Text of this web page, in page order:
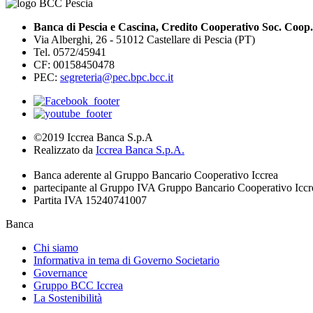
Banca di Pescia e Cascina, Credito Cooperativo Soc. Coop.
Via Alberghi, 26 - 51012 Castellare di Pescia (PT)
Tel. 0572/45941
CF: 00158450478
PEC: segreteria@pec.bpc.bcc.it
©2019 Iccrea Banca S.p.A
Realizzato da Iccrea Banca S.p.A.
Banca aderente al Gruppo Bancario Cooperativo Iccrea
partecipante al Gruppo IVA Gruppo Bancario Cooperativo
Partita IVA 15240741007
Banca
Chi siamo
Informativa in tema di Governo Societario
Governance
Gruppo BCC Iccrea
La Sostenibilità